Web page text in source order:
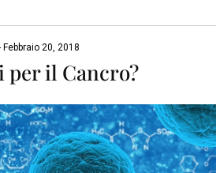
Febbraio 20, 2018
per il Cancro?